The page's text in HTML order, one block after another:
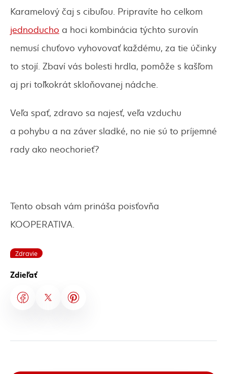
Zdieľať
Karamelový čaj s cibuľou. Pripravíte ho celkom
jednoducho a hoci kombinácia týchto surovín
nemusí chuťovo vyhovovať každému, za tie účinky
to stojí. Zbaví vás bolesti hrdla, pomôže s kašľom
aj pri toľkokrát skloňovanej nádche.
Veľa spať, zdravo sa najesť, veľa vzduchu
a pohybu a na záver sladké, no nie sú to príjemné
rady ako neochorieť?
Tento obsah vám prináša poisťovňa
KOOPERATIVA.
Zdravie